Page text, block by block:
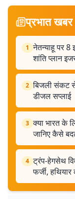
प्रभात खबर
1 नेतन्याहू पर 8
शांति प्लान
2 बिजली संकट से
डीजल सप्लाई
3 क्या भारत के
जानिए कैसे
4 ट्रंप-हेगसेथ
फर्जी,